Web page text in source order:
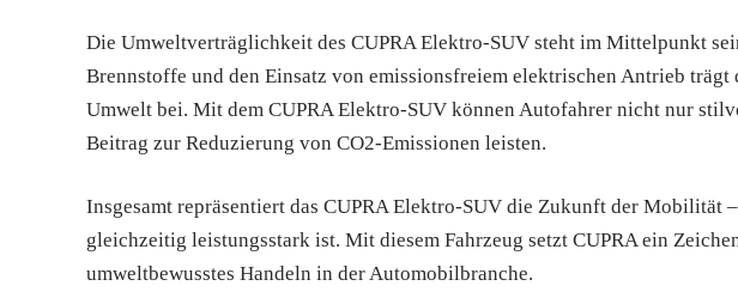
Die Umweltverträglichkeit des CUPRA Elektro-SUV steht im Mittelpunkt
Brennstoffe und den Einsatz von emissionsfreiem elektrischen Antrieb trägt
Umwelt bei. Mit dem CUPRA Elektro-SUV können Autofahrer nicht nur
Beitrag zur Reduzierung von CO2-Emissionen leisten.
Insgesamt repräsentiert das CUPRA Elektro-SUV die Zukunft der
gleichzeitig leistungsstark ist. Mit diesem Fahrzeug setzt CUPRA ein
umweltbewusstes Handeln in der Automobilbranche.